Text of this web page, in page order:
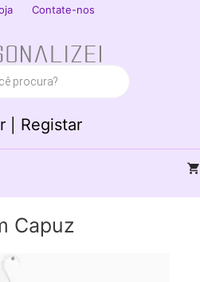
Contate-nos
| Registar
Capuz